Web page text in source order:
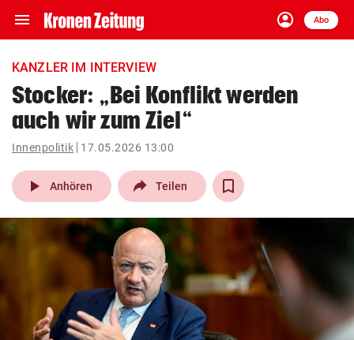
menu Navigation
ein-/ausklappen
account_circle
Anmelden
Abo
close Schließen
account_circle Anmelden
pin_drop
Wien arrow_right
bookmark
Suchbegriff
eingeben
KANZLER IM INTERVIEW
Stocker: „Bei Konflikt werden
auch wir zum Ziel“
Innenpolitik 17.05.2026 13:00
play_arrow Anhören Teilen